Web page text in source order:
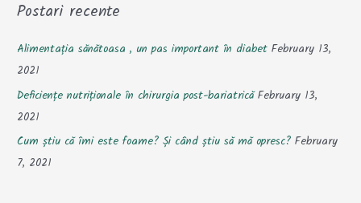
r
h
f
o
r
:
Postari recente
Alimentația sănătoasa , un pas important în diabet February 13,
2021
Deficiențe nutriționale în chirurgia post-bariatrică February 13,
2021
Cum știu că îmi este foame? Și când știu să mă opresc? February
7, 2021